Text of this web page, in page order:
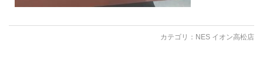
カテゴリ： NES イオン高松店